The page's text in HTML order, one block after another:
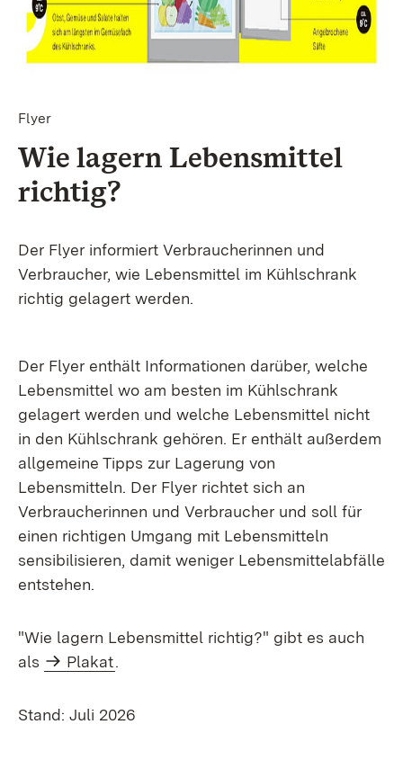
Flyer
Wie lagern Lebensmittel
richtig?
Der Flyer informiert Verbraucherinnen und
Verbraucher, wie Lebensmittel im Kühlschrank
richtig gelagert werden.
Der Flyer enthält Informationen darüber, welche
Lebensmittel wo am besten im Kühlschrank
gelagert werden und welche Lebensmittel nicht
in den Kühlschrank gehören. Er enthält außerdem
allgemeine Tipps zur Lagerung von
Lebensmitteln. Der Flyer richtet sich an
Verbraucherinnen und Verbraucher und soll für
einen richtigen Umgang mit Lebensmitteln
sensibilisieren, damit weniger Lebensmittelabfälle
entstehen.
"Wie lagern Lebensmittel richtig?" gibt es auch
als
Plakat.
Stand: Juli 2026